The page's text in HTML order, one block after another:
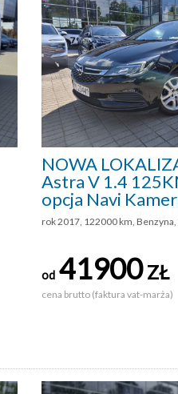
NOWA
Astra V 1.4
opcja Navi
rok 2017, 122000 km,
od 41900ZŁ
cena brutto (faktura vat-marża)